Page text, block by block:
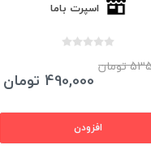
اسپرت باما
490,000 تومان